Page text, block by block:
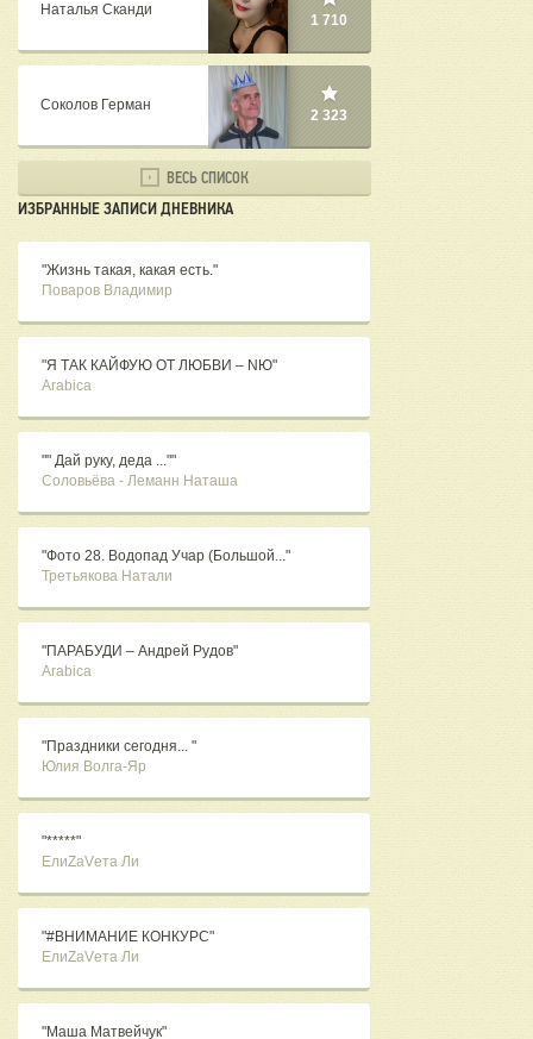
Наталья Сканди
1 710
Соколов Герман
2 323
ВЕСЬ СПИСОК
ИЗБРАННЫЕ ЗАПИСИ ДНЕВНИКА
"Жизнь такая, какая есть."
Поваров Владимир
"Я ТАК КАЙФУЮ ОТ ЛЮБВИ – NЮ"
Arabica
"" Дай руку, деда ...""
Соловьёва - Леманн Наташа
"Фото 28. Водопад Учар (Большой..."
Третьякова Натали
"ПАРАБУДИ – Андрей Рудов"
Arabica
"Праздники сегодня... "
Юлия Волга-Яр
"*****"
ЕлиZаVета Ли
"#ВНИМАНИЕ КОНКУРС"
ЕлиZаVета Ли
"Маша Матвейчук"